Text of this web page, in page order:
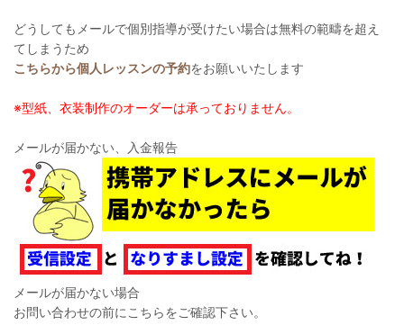
どうしてもメールで個別指導が受けたい場合は無料の範疇を超え
てしまうため
こちらから個人レッスンの予約をお願いいたします
※型紙、衣装制作のオーダーは承っておりません。
メールが届かない、入金報告
メールが届かない場合
お問い合わせの前にこちらをご確認下さい。